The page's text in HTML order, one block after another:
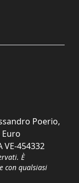
Poerio,
Euro
VE-454332
È
con qualsiasi